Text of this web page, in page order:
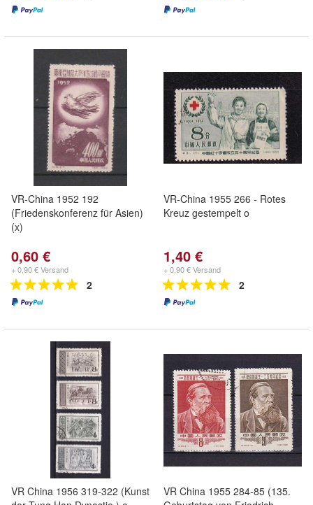
VR-China 1952 192
(Friedenskonferenz für Asien)
(x)
0,60 €
+ 0,90 € Versand
2
VR-China 1955 266 - Rotes
Kreuz gestempelt o
1,40 €
+ 0,90 € Versand
2
VR China 1956 319-322 (Kunst
VR China 1955 284-85 (135.